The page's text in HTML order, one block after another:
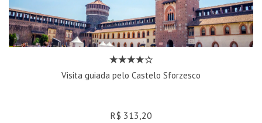
Visita guiada pelo Castelo Sforzesco
R$ 313,20